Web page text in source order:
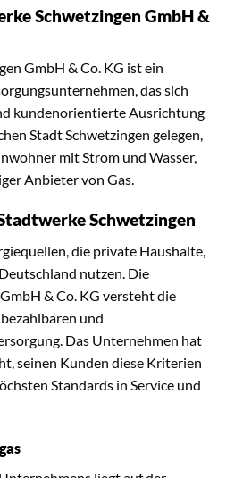
Schwetzingen GmbH &
GmbH & Co. KG ist ein
das sich
kundenorientierte Ausrichtung
Stadt Schwetzingen gelegen,
mit Strom und Wasser,
Anbieter von Gas.
Schwetzingen
die private Haushalte,
nutzen. Die
& Co. KG versteht die
und
Das Unternehmen hat
seinen Kunden diese Kriterien
Standards in Service und